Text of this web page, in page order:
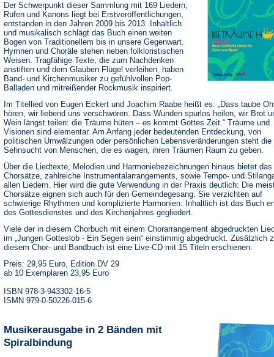
Der Schwerpunkt dieser Sammlung mit 169 Liedern,
Rufen und Kanons liegt bei Erstveröffentlichungen,
entstanden in den Jahren 2009 bis 2013. Inhaltlich
und musikalisch schlägt das Buch einen weiten
Bogen von Traditionellem bis in unsere Gegenwart.
Hymnen und Choräle stehen neben folkloristischen
Weisen. Tragfähige Texte, die zum Nachdenken
anstiften und dem Glauben Flügel verleihen, haben
Band- und Kirchenmusiker zu gefühlvollen Pop-
Balladen und mitreißender Rockmusik inspiriert.
Im Titellied von Eugen Eckert und Joachim Raabe heißt es: „Dass taube
hören, wir liebend uns verschwören. Dass Wunden spurlos heilen, wir Brot
Wein längst teilen: die Träume hüten – es kommt Gottes Zeit.“ Träume und
Visionen sind elementar. Am Anfang jeder bedeutenden Entdeckung, von
politischen Umwälzungen oder persönlichen Lebensveränderungen steht die
Sehnsucht von Menschen, die es wagen, ihren Träumen Raum zu geben.
Über die Liedtexte, Melodien und Harmoniebezeichnungen hinaus bietet
Chorsätze, zahlreiche Instrumentalarrangements, sowie Tempo- und
allen Liedern. Hier wird die gute Verwendung in der Praxis deutlich: Die
Chorsätze eignen sich auch für den Gemeindegesang. Sie verzichten auf
schwierige Rhythmen und komplizierte Harmonien. Inhaltlich ist das Buch
des Gottesdienstes und des Kirchenjahres gegliedert.
Viele der in diesem Chorbuch mit einem Chorarrangement abgedruckten
im „Jungen Gotteslob - Ein Segen sein“ einstimmig abgedruckt. Zusätzlich
diesem Chor- und Bandbuch ist eine Live-CD mit 15 Titeln erschienen.
Preis: 29,95 Euro, Edition DV 29
ab 10 Exemplaren 23,95 Euro
ISBN 978-3-943302-16-5
ISMN 979-0-50226-015-6
Musikerausgabe in 2 Bänden mit
Spiralbindung